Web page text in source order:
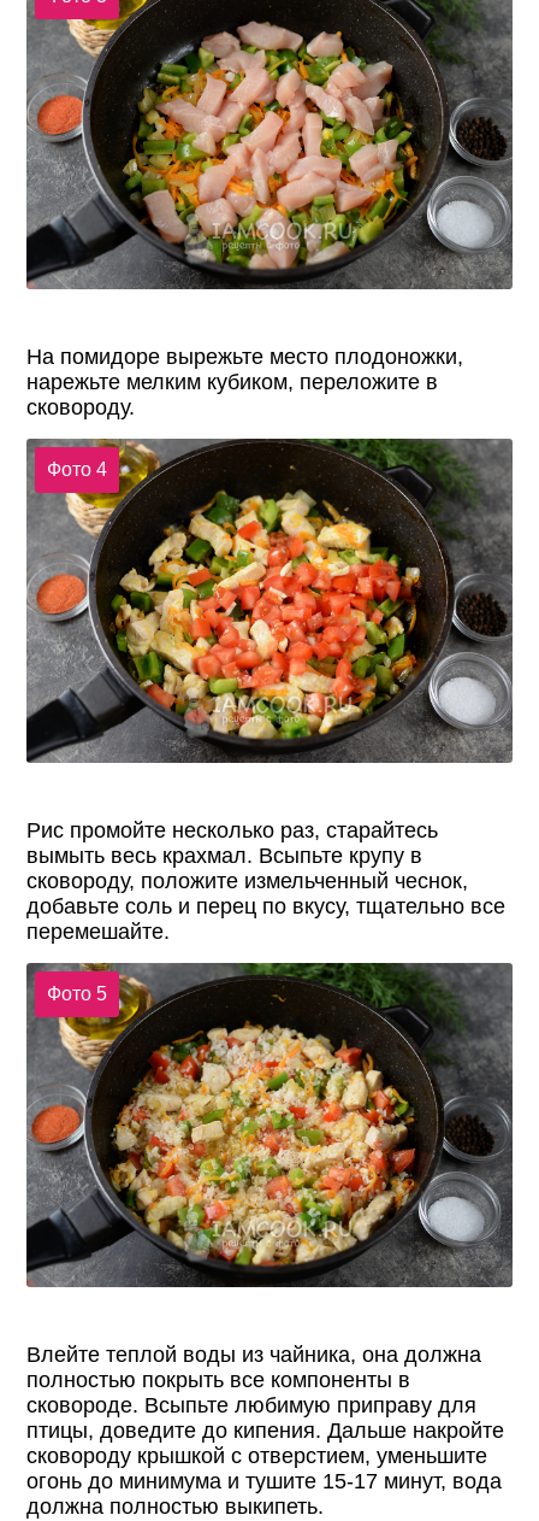
На помидоре вырежьте место плодоножки,
нарежьте мелким кубиком, переложите в
сковороду.
Фото 4
Рис промойте несколько раз, старайтесь
вымыть весь крахмал. Всыпьте крупу в
сковороду, положите измельченный чеснок,
добавьте соль и перец по вкусу, тщательно все
перемешайте.
Фото 5
Влейте теплой воды из чайника, она должна
полностью покрыть все компоненты в
сковороде. Всыпьте любимую приправу для
птицы, доведите до кипения. Дальше накройте
сковороду крышкой с отверстием, уменьшите
огонь до минимума и тушите 15-17 минут, вода
должна полностью выкипеть.